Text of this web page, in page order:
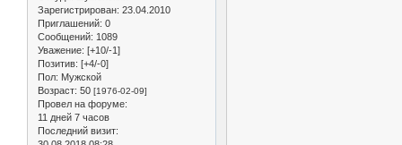
Зарегистрирован: 23.04.2010
Приглашений: 0
Сообщений: 1089
Уважение: [+10/-1]
Позитив: [+4/-0]
Пол: Мужской
Возраст: 50 [1976-02-09]
Провел на форуме:
11 дней 7 часов
Последний визит: